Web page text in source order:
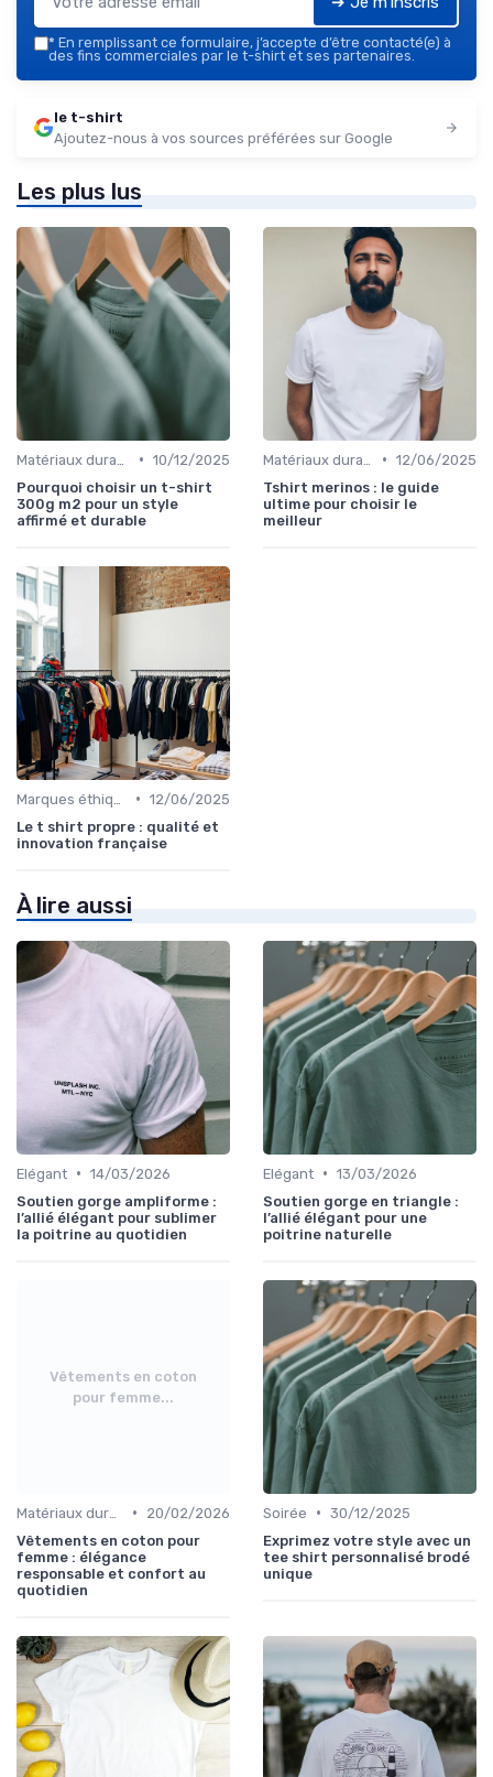
* En remplissant ce formulaire, j’accepte d’être contacté(e) à
des fins commerciales par le t-shirt et ses partenaires.
le t-shirt
Ajoutez-nous à vos sources préférées sur Google
Les plus lus
• 10/12/2025
Pourquoi choisir un t-shirt
300g m2 pour un style
affirmé et durable
• 12/06/2025
Tshirt merinos : le guide
ultime pour choisir le
meilleur
• 12/06/2025
Le t shirt propre : qualité et
innovation française
À lire aussi
Elégant • 14/03/2026
Soutien gorge ampliforme :
l’allié élégant pour sublimer
la poitrine au quotidien
Elégant • 13/03/2026
Soutien gorge en triangle :
l’allié élégant pour une
poitrine naturelle
Vêtements en coton
pour femme...
•
20/02/2026
Vêtements en coton pour
femme : élégance
responsable et confort au
quotidien
Soirée • 30/12/2025
Exprimez votre style avec un
tee shirt personnalisé brodé
unique